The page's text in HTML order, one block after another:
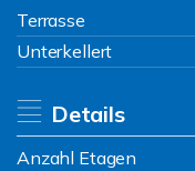
Terrasse
Unterkellert
Details
Anzahl Etagen